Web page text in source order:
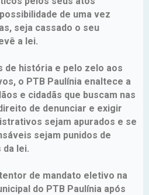
de uma vez
seja cassado o seu
a lei.
de história e pelo zelo aos
o PTB Paulínia enaltece a
e cidadãs que buscam nas
de denunciar e exigir
sejam apurados e se
sejam punidos de
lei.
de mandato eletivo na
do PTB Paulínia após